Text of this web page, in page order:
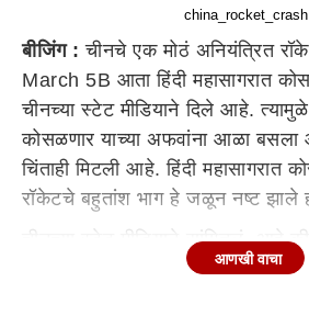
china_rocket_crash
बीजिंग : चीनचे एक मोठं अनियंत्रित
March 5B आता हिंदी महासागरात
चीनच्या स्टेट मीडियाने दिले आहे.
कोसळणार याच्या अफवांना आळा
चिंताही मिटली आहे. हिंदी महासागरात
रॉकेटचे बहुतांश भाग हे जळून नष्ट झाले
चीनच्या स्टेट मीडियाने सांगितलं आहे
March 5B च्या अवशेषांनी बीजिंगच्या
आणखी वाचा